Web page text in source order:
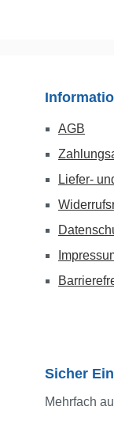
AGB
Liefer-
Sicher
Mehrfach